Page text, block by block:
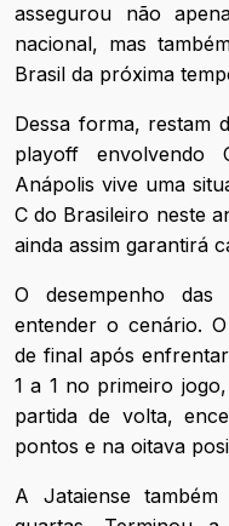
assegurou não
nacional, mas
Brasil da próxima
Dessa forma, restam
playoff envolvendo
Anápolis vive uma
C do Brasileiro neste
ainda assim garantirá
O desempenho
entender o cenário.
de final após
1 a 1 no primeiro
partida de volta,
pontos e na oitava
A Jataiense